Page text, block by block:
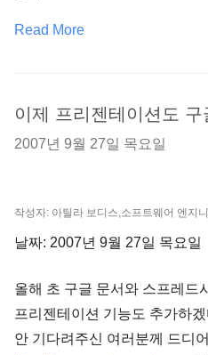
Read More
이제 프리젠테이션도
2007년 9월 27일 목요일
작성자: 아틸라 보디스,소프트웨어 엔지
날짜: 2007년 9월 27일 목요일
올해 초 구글 문서와 스프레드
프리젠테이션 기능도 추가하겠
안 기다려주신 여러분께 드디